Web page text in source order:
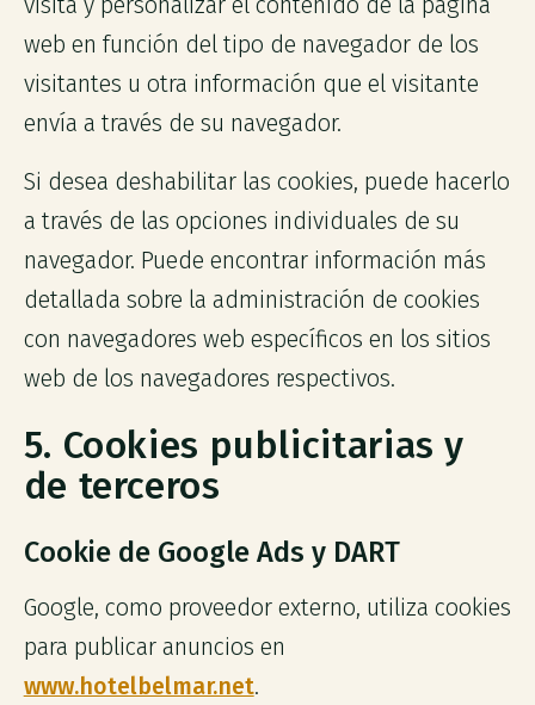
web en función del tipo de navegador de los
visitantes u otra información que el visitante
envía a través de su navegador.
Si desea deshabilitar las cookies, puede hacerlo
a través de las opciones individuales de su
navegador. Puede encontrar información más
detallada sobre la administración de cookies
con navegadores web específicos en los sitios
web de los navegadores respectivos.
5. Cookies publicitarias y
de terceros
Cookie de Google Ads y DART
Google, como proveedor externo, utiliza cookies
para publicar anuncios en
www.hotelbelmar.net.